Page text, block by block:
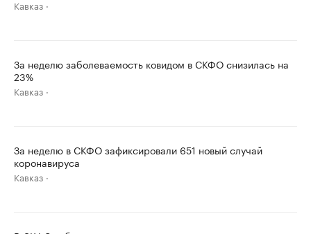
Кавказ
За неделю заболеваемость ковидом в СКФО снизилась на
23%
Кавказ
За неделю в СКФО зафиксировали 651 новый случай
коронавируса
Кавказ